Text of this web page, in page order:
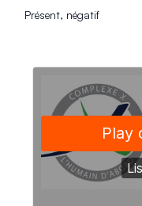
Présent, négatif